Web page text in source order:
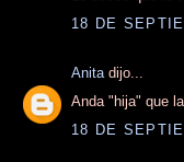
18 DE
Anita dijo...
Anda "hija" que
18 DE